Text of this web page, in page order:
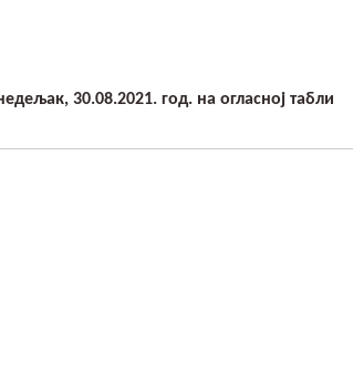
30.08.2021. год. на огласној табли